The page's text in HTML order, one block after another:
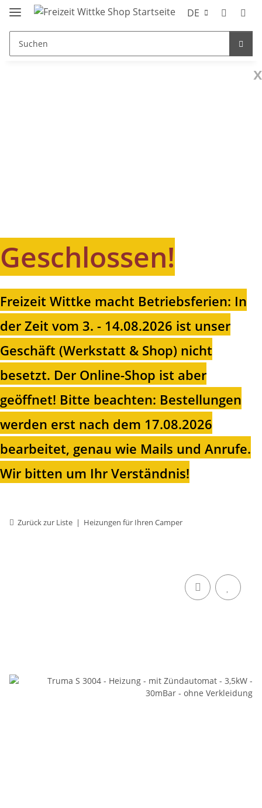
DE
x
Geschlossen!
Freizeit Wittke macht Betriebsferien: In
der Zeit vom 3. - 14.08.2026 ist unser
Geschäft (Werkstatt & Shop) nicht
besetzt. Der Online-Shop ist aber
geöffnet! Bitte beachten: Bestellungen
werden erst nach dem 17.08.2026
bearbeitet, genau wie Mails und Anrufe.
Wir bitten um Ihr Verständnis!
Zurück zur Liste Heizungen für Ihren Camper